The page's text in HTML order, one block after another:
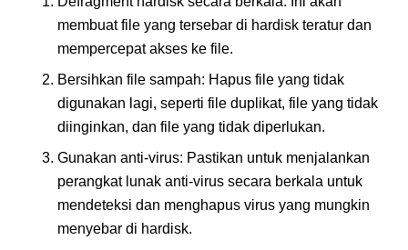
membuat file yang tersebar di hardisk teratur dan
mempercepat akses ke file.
Bersihkan file sampah: Hapus file yang tidak
digunakan lagi, seperti file duplikat, file yang tidak
diinginkan, dan file yang tidak diperlukan.
Gunakan anti-virus: Pastikan untuk menjalankan
perangkat lunak anti-virus secara berkala untuk
mendeteksi dan menghapus virus yang mungkin
menyebar di hardisk.